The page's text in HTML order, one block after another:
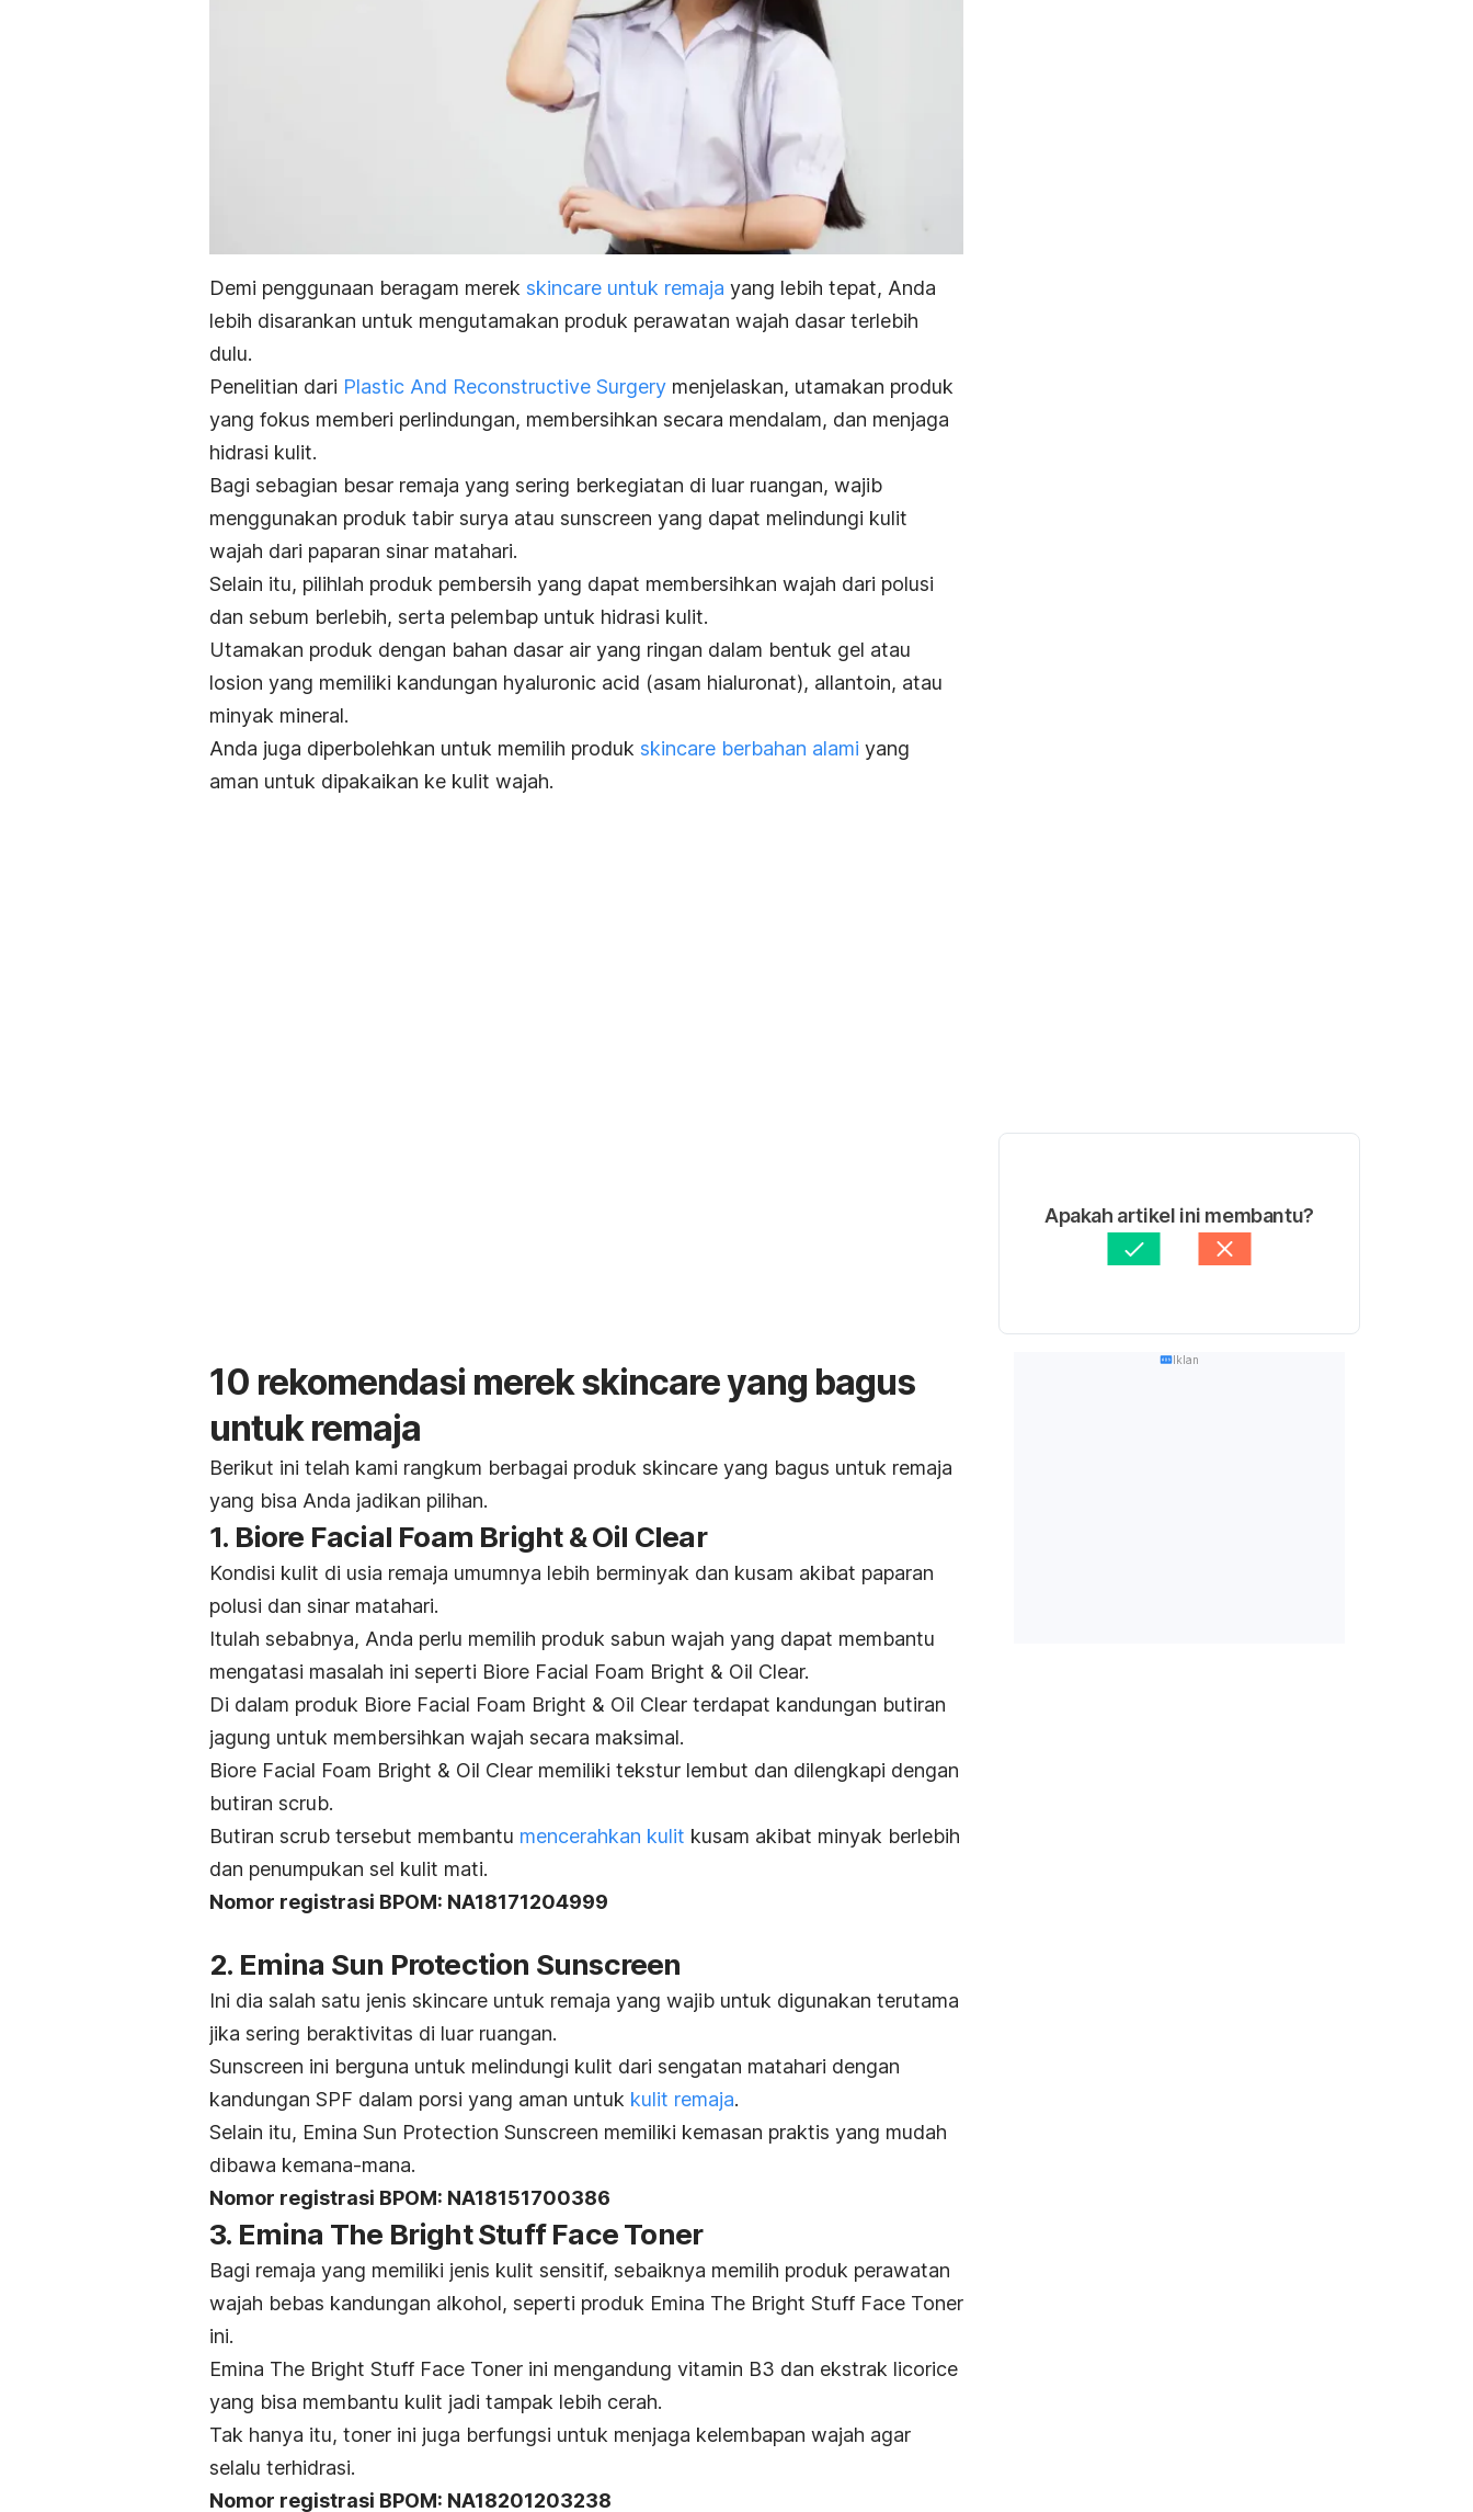
Demi penggunaan beragam merek skincare untuk remaja yang lebih tepat, Anda
lebih disarankan untuk mengutamakan produk perawatan wajah dasar terlebih
dulu.
Penelitian dari Plastic And Reconstructive Surgery menjelaskan, utamakan produk
yang fokus memberi perlindungan, membersihkan secara mendalam, dan menjaga
hidrasi kulit.
Bagi sebagian besar remaja yang sering berkegiatan di luar ruangan, wajib
menggunakan produk tabir surya atau sunscreen yang dapat melindungi kulit
wajah dari paparan sinar matahari.
Selain itu, pilihlah produk pembersih yang dapat membersihkan wajah dari polusi
dan sebum berlebih, serta pelembap untuk hidrasi kulit.
Utamakan produk dengan bahan dasar air yang ringan dalam bentuk gel atau
losion yang memiliki kandungan hyaluronic acid (asam hialuronat), allantoin, atau
minyak mineral.
Anda juga diperbolehkan untuk memilih produk skincare berbahan alami yang
aman untuk dipakaikan ke kulit wajah.
10 rekomendasi merek skincare yang bagus
untuk remaja
Berikut ini telah kami rangkum berbagai produk skincare yang bagus untuk remaja
yang bisa Anda jadikan pilihan.
1. Biore Facial Foam Bright & Oil Clear
Kondisi kulit di usia remaja umumnya lebih berminyak dan kusam akibat paparan
polusi dan sinar matahari.
Itulah sebabnya, Anda perlu memilih produk sabun wajah yang dapat membantu
mengatasi masalah ini seperti Biore Facial Foam Bright & Oil Clear.
Di dalam produk Biore Facial Foam Bright & Oil Clear terdapat kandungan butiran
jagung untuk membersihkan wajah secara maksimal.
Biore Facial Foam Bright & Oil Clear memiliki tekstur lembut dan dilengkapi dengan
butiran scrub.
Butiran scrub tersebut membantu mencerahkan kulit kusam akibat minyak berlebih
dan penumpukan sel kulit mati.
Nomor registrasi BPOM: NA18171204999
2. Emina Sun Protection Sunscreen
Ini dia salah satu jenis skincare untuk remaja yang wajib untuk digunakan terutama
jika sering beraktivitas di luar ruangan.
Sunscreen ini berguna untuk melindungi kulit dari sengatan matahari dengan
kandungan SPF dalam porsi yang aman untuk kulit remaja.
Selain itu, Emina Sun Protection Sunscreen memiliki kemasan praktis yang mudah
dibawa kemana-mana.
Nomor registrasi BPOM: NA18151700386
3. Emina The Bright Stuff Face Toner
Bagi remaja yang memiliki jenis kulit sensitif, sebaiknya memilih produk perawatan
wajah bebas kandungan alkohol, seperti produk Emina The Bright Stuff Face Toner
ini.
Emina The Bright Stuff Face Toner ini mengandung vitamin B3 dan ekstrak licorice
yang bisa membantu kulit jadi tampak lebih cerah.
Tak hanya itu, toner ini juga berfungsi untuk menjaga kelembapan wajah agar
selalu terhidrasi.
Nomor registrasi BPOM: NA18201203238
Apakah artikel ini membantu?
Iklan